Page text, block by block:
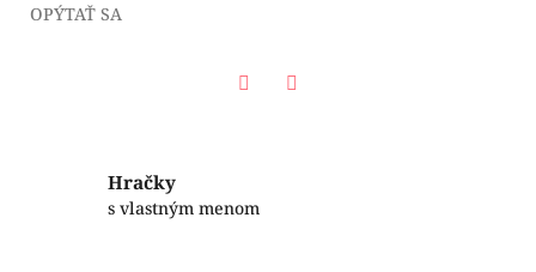
OPÝTAŤ SA
Hračky
s vlastným menom